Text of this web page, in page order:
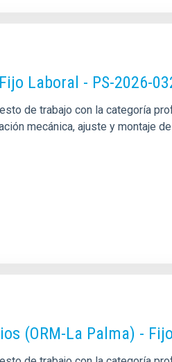
Laboral - PS-2026-
de trabajo con la categoría
mecánica, ajuste y montaje
(ORM-La Palma) -